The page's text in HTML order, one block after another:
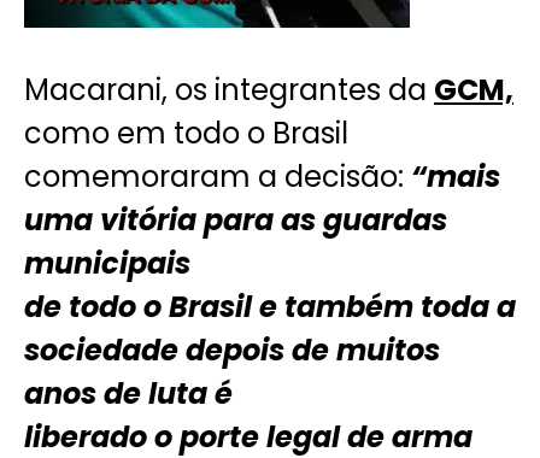
Macarani, os integrantes da GCM,
como em todo o Brasil
comemoraram a decisão: “mais
uma vitória para as guardas
municipais
de todo o Brasil e também toda a
sociedade depois de muitos
anos de luta é
liberado o porte legal de arma